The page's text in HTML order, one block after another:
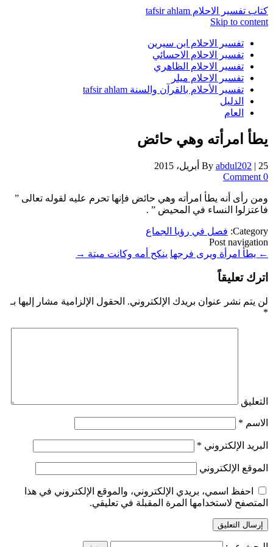
كتاب تفسير الاحلام tafsir ahlam
Skip to content
تفسير الاحلام ابن سيرين
تفسير الاحلام الاحسائي
تفسير الاحلام الظاهري
تفسير الاحلام ميلر
تفسير الأحلام بالقرآن والسنة tafsir ahlam
الدليل
العام
يطأ امرأته وهي حائض
By abdul202 | 25 أبريل، 2015
0 Comment
ومن رأى أنه يطأ امرأته وهي حائض فإنها تحرم عليه لقوله تعالى ”
فاعتزلوا النساء في المحيض ” .
Category: فصل في رؤيا الجماع
Post navigation
← يطأ امرأة ويرى فرجها ينكح أمه وكانت ميتة →
اترك تعليقاً
لن يتم نشر عنوان بريدك الإلكتروني. الحقول الإلزامية مشار إليها بـ
*
التعليق
الاسم *
البريد الإلكتروني *
الموقع الإلكتروني
احفظ اسمي، بريدي الإلكتروني، والموقع الإلكتروني في هذا
المتصفح لاستخدامها المرة المقبلة في تعليقي.